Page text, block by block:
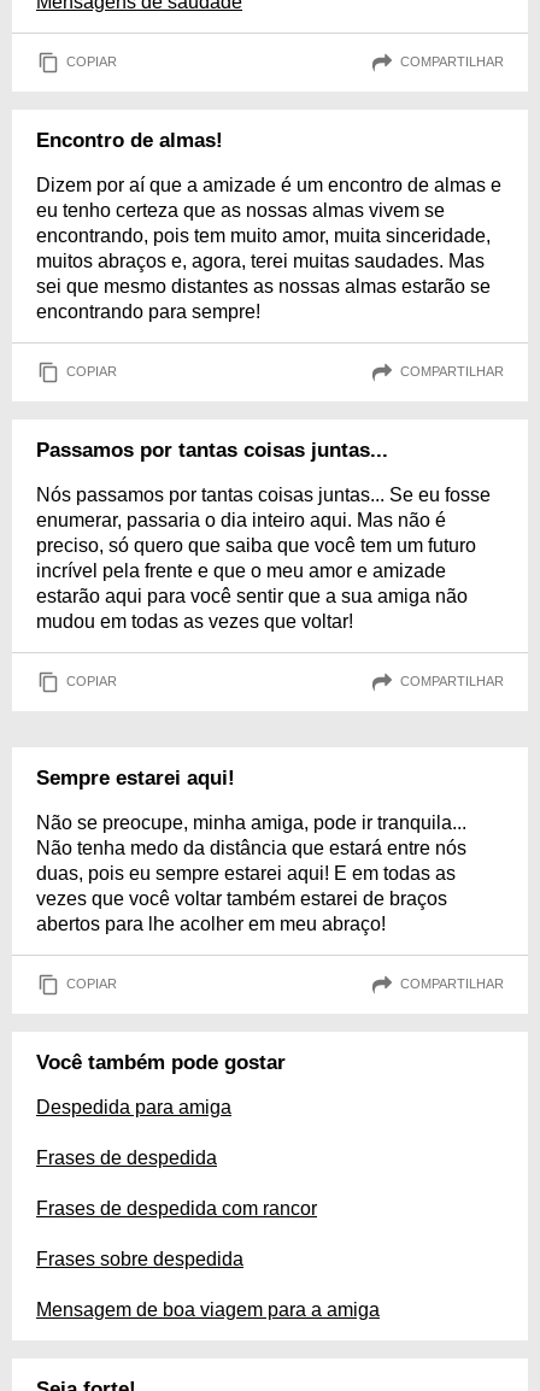
COPIAR COMPARTILHAR
Encontro de almas!
Dizem por aí que a amizade é um encontro de almas e
eu tenho certeza que as nossas almas vivem se
encontrando, pois tem muito amor, muita sinceridade,
muitos abraços e, agora, terei muitas saudades. Mas
sei que mesmo distantes as nossas almas estarão se
encontrando para sempre!
COPIAR COMPARTILHAR
Passamos por tantas coisas juntas...
Nós passamos por tantas coisas juntas... Se eu fosse
enumerar, passaria o dia inteiro aqui. Mas não é
preciso, só quero que saiba que você tem um futuro
incrível pela frente e que o meu amor e amizade
estarão aqui para você sentir que a sua amiga não
mudou em todas as vezes que voltar!
COPIAR COMPARTILHAR
Sempre estarei aqui!
Não se preocupe, minha amiga, pode ir tranquila...
Não tenha medo da distância que estará entre nós
duas, pois eu sempre estarei aqui! E em todas as
vezes que você voltar também estarei de braços
abertos para lhe acolher em meu abraço!
COPIAR COMPARTILHAR
Você também pode gostar
Despedida para amiga
Frases de despedida
Frases de despedida com rancor
Frases sobre despedida
Mensagem de boa viagem para a amiga